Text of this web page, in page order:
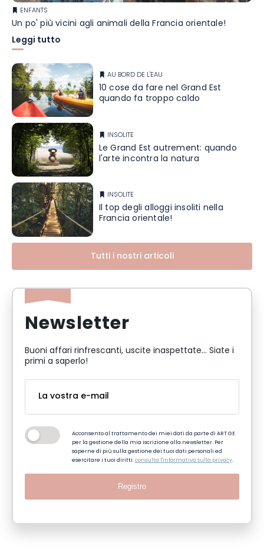
ENFANTS
Un po' più vicini agli animali della Francia orientale!
Leggi tutto
AU BORD DE L'EAU
10 cose da fare nel Grand Est
quando fa troppo caldo
INSOLITE
Le Grand Est autrement: quando
l'arte incontra la natura
INSOLITE
Il top degli alloggi insoliti nella
Francia orientale!
Tutti i nostri articoli
Newsletter
Buoni affari rinfrescanti, uscite inaspettate... Siate i
primi a saperlo!
Acconsento al trattamento dei miei dati da parte di ART GE
per la gestione della mia iscrizione alla newsletter. Per
saperne di più sulla gestione dei tuoi dati personali ed
esercitare i tuoi diritti:consulta l'informativa sulla privacy.
Registro